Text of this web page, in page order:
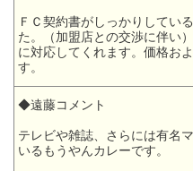
ＦＣ契約書がしっかりしてい
た。（加盟店との交渉に伴い
に対応してくれます。価格お
す。
◆遠藤コメント
テレビや雑誌、さらには有名
いるもうやんカレーです。